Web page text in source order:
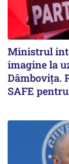
Ministrul
imagine la
Dâmbovița.
SAFE